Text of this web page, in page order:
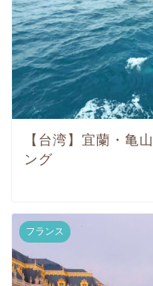
【台湾】宜蘭・亀
ング
フランス